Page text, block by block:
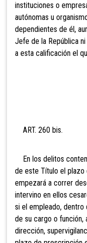
instituciones o
autónomas u
dependientes de él,
Jefe de la República
a esta calificación el
ART. 260 bis.
En los delitos
de este Título el plazo
empezará a correr
intervino en ellos
si el empleado, dentro
de su cargo o función,
dirección,